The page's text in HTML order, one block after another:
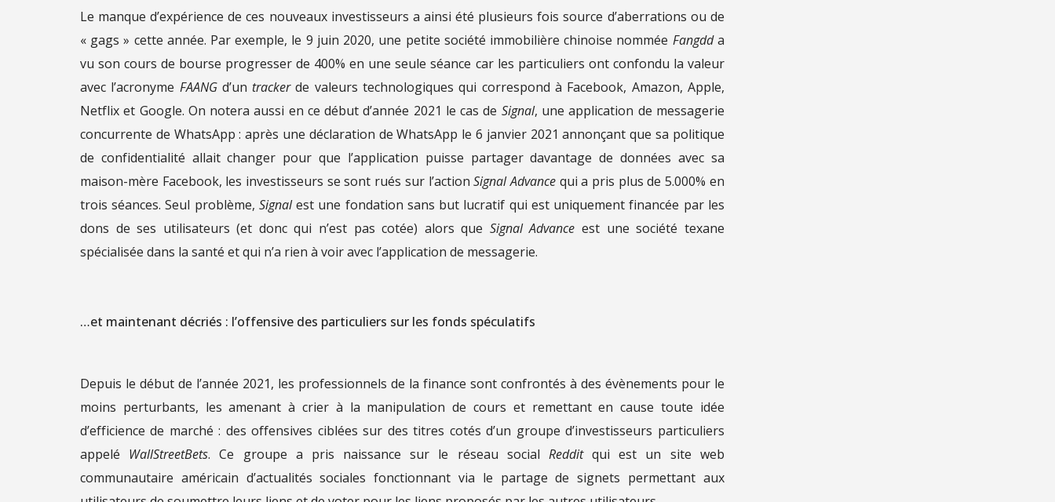
Le manque d’expérience de ces nouveaux investisseurs a ainsi été plusieurs fois source d’aberrations ou de
« gags » cette année. Par exemple, le 9 juin 2020, une petite société immobilière chinoise nommée Fangdda
vu son cours de bourse progresser de 400% en une seule séance car les particuliers ont confondu la valeur
avec l’acronyme FAANGd’un trackerde valeurs technologiques qui correspond à Facebook, Amazon, Apple,
Netflix et Google. On notera aussi en ce début d’année 2021 le cas de Signal, une application de messagerie
concurrente de WhatsApp : après une déclaration de WhatsApp le 6 janvier 2021 annonçant que sa politique
de confidentialité allait changer pour que l’application puisse partager davantage de données avec sa
maison-mère Facebook, les investisseurs se sont rués sur l’actionSignal Advancequi a pris plus de 5.000% en
trois séances. Seul problème, Signalest une fondation sans but lucratif qui est uniquement financée par les
dons de ses utilisateurs (et donc qui n’est pas cotée) alors que Signal Advance est une société texane
spécialisée dans la santé et qui n’a rien à voir avec l’application de messagerie.
…et maintenant décriés : l’offensive des particuliers sur les fonds spéculatifs
Depuis le début de l’année 2021, les professionnels de la finance sont confrontés à des évènements pour le
moins perturbants, les amenant à crier à la manipulation de cours et remettant en cause toute idée
d’efficience de marché : des offensives ciblées sur des titres cotés d’un groupe d’investisseurs particuliers
appelé WallStreetBets. Ce groupe a pris naissance sur le réseau social Redditqui est un site web
communautaire américain d’actualités sociales fonctionnant via le partage de signets permettant aux